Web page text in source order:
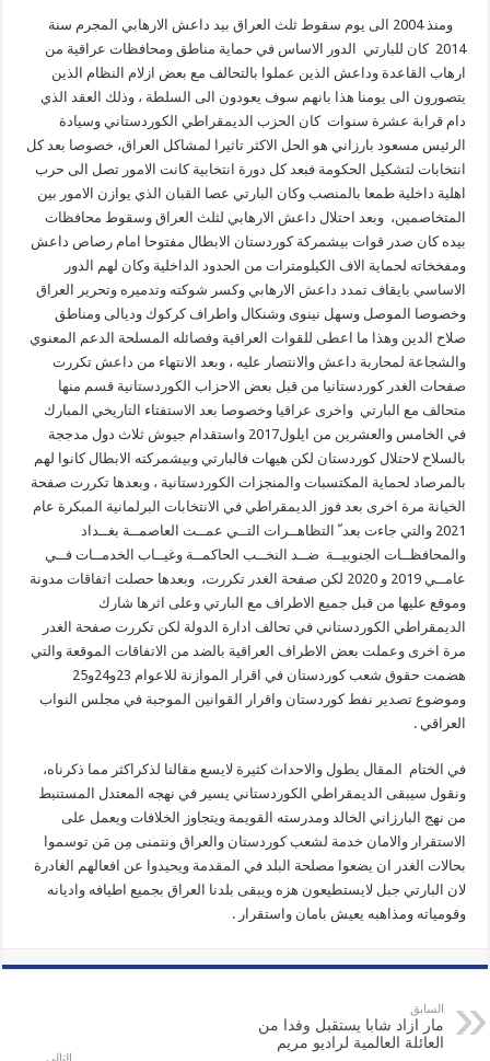
ومنذ 2004 الى يوم سقوط ثلث العراق بيد داعش الارهابي المجرم سنة
2014 كان للبارتي الدور الاساس في حماية مناطق ومحافظات عراقية من
ارهاب القاعدة وداعش الذين عملوا بالتحالف مع بعض ازلام النظام الذين
يتصورون الى يومنا هذا بانهم سوف يعودون الى السلطة ، وذلك العقد الذي
دام قرابة عشرة سنوات كان الحزب الديمقراطي الكوردستاني وسيادة
الرئيس مسعود بارزاني هو الحل الاكثر تاثيرا لمشاكل العراق، خصوصا بعد كل
انتخابات لتشكيل الحكومة فبعد كل دورة انتخابية كانت الامور تصل الى حرب
اهلية داخلية طمعا بالمنصب وكان البارتي عصا القبان الذي يوازن الامور بين
المتخاصمين، وبعد احتلال داعش الارهابي لثلث العراق وسقوط محافظات
بيده كان صدر قوات بيشمركة كوردستان الابطال مفتوحا امام رصاص داعش
ومفخخاته لحماية الاف الكيلومترات من الحدود الداخلية وكان لهم الدور
الاساسي بايقاف تمدد داعش الارهابي وكسر شوكته وتدميره وتحرير العراق
وخصوصا الموصل وسهل نينوى وشنكال واطراف كركوك وديالى ومناطق
صلاح الدين وهذا ما اعطى للقوات العراقية وفصائله المسلحة الدعم المعنوي
والشجاعة لمحاربة داعش والانتصار عليه ، وبعد الانتهاء من داعش تكررت
صفحات الغدر كوردستانيا من قبل بعض الاحزاب الكوردستانية قسم منها
متحالف مع البارتي واخرى عراقيا وخصوصا بعد الاستفتاء التاريخي المبارك
في الخامس والعشرين من ايلول2017 واستقدام جيوش ثلاث دول مدججة
بالسلاح لاحتلال كوردستان لكن هيهات فالبارتي وبيشمركته الابطال كانوا لهم
بالمرصاد لحماية المكتسبات والمنجزات الكوردستانية ، وبعدها تكررت صفحة
الخيانة مرة اخرى بعد فوز الديمقراطي في الانتخابات البرلمانية المبكرة عام
2021 والتي جاءت بعد ّ التظاهــرات التــي عمــت العاصمــة بغــداد
والمحافظــات الجنوبيــة ضــد النخــب الحاكمــة وغيــاب الخدمــات فــي
عامــي 2019 و 2020 لكن صفحة الغدر تكررت، وبعدها حصلت اتفاقات مدونة
وموقع عليها من قبل جميع الاطراف مع البارتي وعلى اثرها شارك
الديمقراطي الكوردستاني في تحالف ادارة الدولة لكن تكررت صفحة الغدر
مرة اخرى وعملت بعض الاطراف العراقية بالضد من الاتفاقات الموقعة والتي
هضمت حقوق شعب كوردستان في اقرار الموازنة للاعوام 23و24و25
وموضوع تصدير نفط كوردستان واقرار القوانين الموجبة في مجلس النواب
العراقي .
في الختام المقال يطول والاحداث كثيرة لايسع مقالنا لذكراكثر مما ذكرناه،
ونقول سيبقى الديمقراطي الكوردستاني يسير في نهجه المعتدل المستنبط
من نهج البارزاني الخالد ومدرسته القويمة ويتجاوز الخلافات ويعمل على
الاستقرار والامان خدمة لشعب كوردستان والعراق ونتمنى مِن مَن توسموا
بحالات الغدر ان يضعوا مصلحة البلد في المقدمة ويحيدوا عن افعالهم الغادرة
لان البارتي جبل لايستطيعون هزه ويبقى بلدنا العراق بجميع اطيافه واديانه
وقومياته ومذاهبه يعيش بامان واستقرار .
السابق
مار ازاد شابا يستقبل وفدا من
العائلة العالمية لراديو مريم